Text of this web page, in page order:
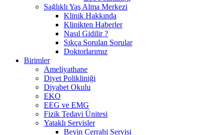
Sağlıklı Yaş Alma Merkezi
Klinik Hakkında
Klinikten Haberler
Nasıl Gidilir ?
Sıkça Sorulan Sorular
Doktorlarımız
Birimler
Ameliyathane
Diyet Polikliniği
Diyabet Okulu
EKO
EEG ve EMG
Fizik Tedavi Ünitesi
Yataklı Servisler
Beyin Cerrahi Servisi